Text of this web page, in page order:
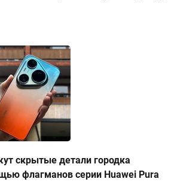
скрытые детали городка
флагманов серии Huawei Pura